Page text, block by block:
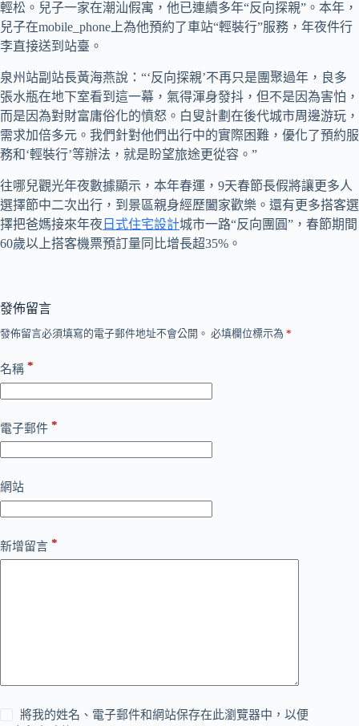
輕松。兒子一家在潮汕假寓，他已連續多年“反向探親”。本年，
兒子在mobile_phone上為他預約了車站“輕裝行”服務，年夜件行
李直接送到站臺。
泉州站副站長黃海燕說：“‘反向探親’不再只是團聚過年，良多
張水瓶在地下室看到這一幕，氣得渾身發抖，但不是因為害怕，
而是因為對財富庸俗化的憤怒。白叟計劃在後代城市周邊游玩，
需求加倍多元。我們針對他們出行中的實際困難，優化了預約服
務和‘輕裝行’等辦法，就是盼望旅途更從容。”
往哪兒觀光年夜數據顯示，本年春運，9天春節長假將讓更多人
選擇節中二次出行，到景區親身經歷闔家歡樂。還有更多搭客選
擇把爸媽接來年夜 日式住宅設計城市一路“反向團圓”，春節期間
60歲以上搭客機票預訂量同比增長超35%。
發佈留言
發佈留言必須填寫的電子郵件地址不會公開。 必填欄位標示為 *
名稱 *
電子郵件 *
網站
新增留言 *
將我的姓名、電子郵件和網站保存在此瀏覽器中，以便